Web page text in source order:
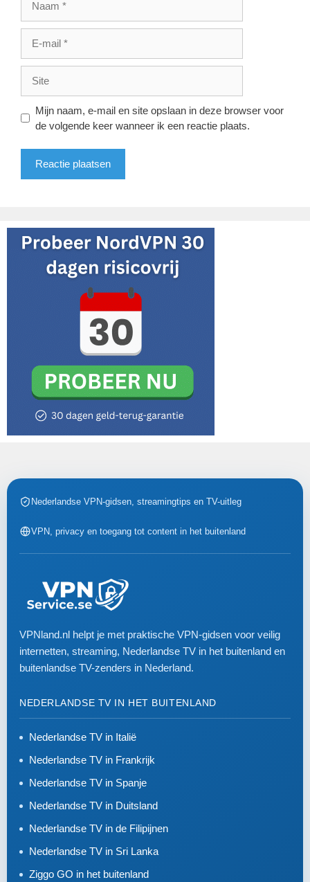
mail
Mijn naam, e-mail en site opslaan in deze browser voor
de volgende keer wanneer ik een reactie plaats.
Nederlandse VPN-gidsen, streamingtips en TV-uitleg
VPN, privacy en toegang tot content in het buitenland
VPNland.nl helpt je met praktische VPN-gidsen voor veilig
internetten, streaming, Nederlandse TV in het buitenland en
buitenlandse TV-zenders in Nederland.
NEDERLANDSE TV IN HET BUITENLAND
Nederlandse TV in Italië
Nederlandse TV in Frankrijk
Nederlandse TV in Spanje
Nederlandse TV in Duitsland
Nederlandse TV in de Filipijnen
Nederlandse TV in Sri Lanka
Ziggo GO in het buitenland